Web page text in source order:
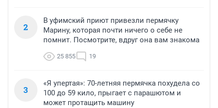
2
В уфимский приют привезли пермячку
Марину, которая почти ничего о себе не
помнит. Посмотрите, вдруг она вам знакома
25 855 19
3
«Я упертая»: 70-летняя пермячка похудела со
100 до 59 кило, прыгает с парашютом и
может протащить машину